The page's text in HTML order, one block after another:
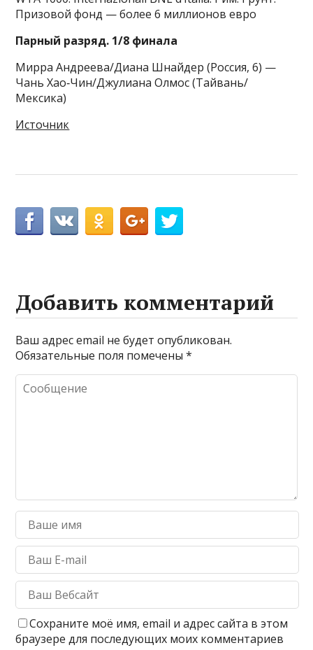
Призовой фонд — более 6 миллионов евро
Парный разряд. 1/8 финала
Мирра Андреева/Диана Шнайдер (Россия, 6) —
Чань Хао‑Чин/Джулиана Олмос (Тайвань/
Мексика)
Источник
Добавить комментарий
Ваш адрес email не будет опубликован.
Обязательные поля помечены*
Сохраните моё имя, email и адрес сайта в этом
браузере для последующих моих комментариев